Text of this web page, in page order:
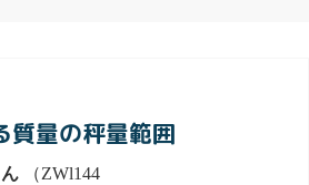
質量の秤量範囲
（ZWl144